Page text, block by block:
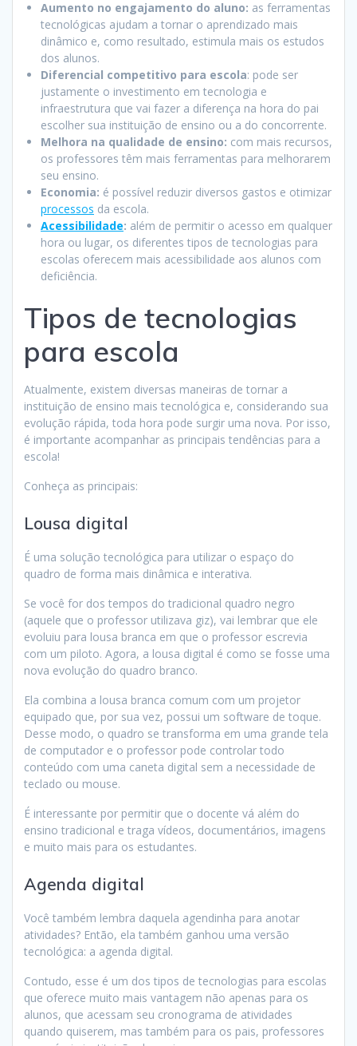
Aumento no engajamento do aluno: as ferramentas
tecnológicas ajudam a tornar o aprendizado mais
dinâmico e, como resultado, estimula mais os estudos
dos alunos.
Diferencial competitivo para escola: pode ser
justamente o investimento em tecnologia e
infraestrutura que vai fazer a diferença na hora do pai
escolher sua instituição de ensino ou a do concorrente.
Melhora na qualidade de ensino: com mais recursos,
os professores têm mais ferramentas para melhorarem
seu ensino.
Economia: é possível reduzir diversos gastos e otimizar
processos da escola.
Acessibilidade: além de permitir o acesso em qualquer
hora ou lugar, os diferentes tipos de tecnologias para
escolas oferecem mais acessibilidade aos alunos com
deficiência.
Tipos de tecnologias
para escola
Atualmente, existem diversas maneiras de tornar a
instituição de ensino mais tecnológica e, considerando sua
evolução rápida, toda hora pode surgir uma nova. Por isso,
é importante acompanhar as principais tendências para a
escola!
Conheça as principais:
Lousa digital
É uma solução tecnológica para utilizar o espaço do
quadro de forma mais dinâmica e interativa.
Se você for dos tempos do tradicional quadro negro
(aquele que o professor utilizava giz), vai lembrar que ele
evoluiu para lousa branca em que o professor escrevia
com um piloto. Agora, a lousa digital é como se fosse uma
nova evolução do quadro branco.
Ela combina a lousa branca comum com um projetor
equipado que, por sua vez, possui um software de toque.
Desse modo, o quadro se transforma em uma grande tela
de computador e o professor pode controlar todo
conteúdo com uma caneta digital sem a necessidade de
teclado ou mouse.
É interessante por permitir que o docente vá além do
ensino tradicional e traga vídeos, documentários, imagens
e muito mais para os estudantes.
Agenda digital
Você também lembra daquela agendinha para anotar
atividades? Então, ela também ganhou uma versão
tecnológica: a agenda digital.
Contudo, esse é um dos tipos de tecnologias para escolas
que oferece muito mais vantagem não apenas para os
alunos, que acessam seu cronograma de atividades
quando quiserem, mas também para os pais, professores